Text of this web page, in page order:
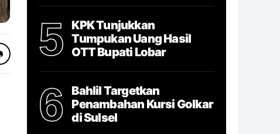
5
KPK Tunjukkan
Tumpukan Uang Hasil
OTT Bupati Lobar
6
Bahlil Targetkan
Penambahan Kursi Golkar
di Sulsel